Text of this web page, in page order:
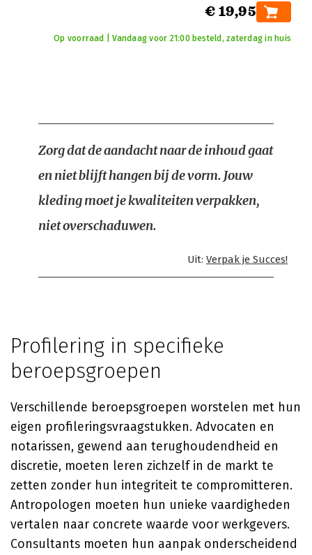
€ 19,95
Op voorraad | Vandaag voor 21:00 besteld, zaterdag in huis
Zorg dat de aandacht naar de inhoud gaat
en niet blijft hangen bij de vorm. Jouw
kleding moet je kwaliteiten verpakken,
niet overschaduwen.
Uit: Verpak je Succes!
Profilering in specifieke
beroepsgroepen
Verschillende beroepsgroepen worstelen met hun
eigen profileringsvraagstukken. Advocaten en
notarissen, gewend aan terughoudendheid en
discretie, moeten leren zichzelf in de markt te
zetten zonder hun integriteit te compromitteren.
Antropologen moeten hun unieke vaardigheden
vertalen naar concrete waarde voor werkgevers.
Consultants moeten hun aanpak onderscheidend